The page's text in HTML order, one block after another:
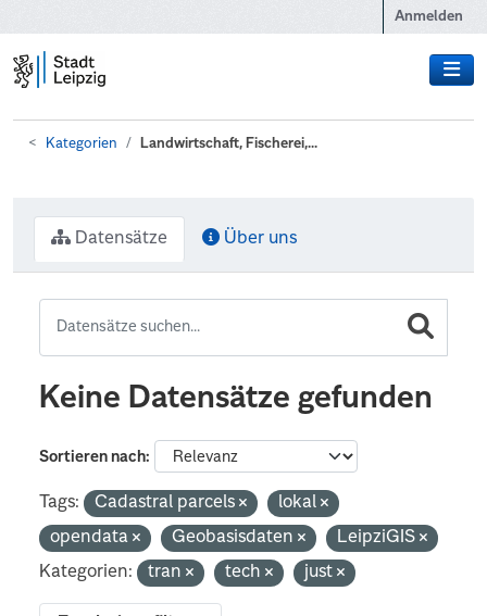
Anmelden
Kategorien Landwirtschaft, Fischerei,...
Datensätze Über uns
Keine Datensätze gefunden
Sortieren nach
Tags: Cadastral parcels
lokal
opendata
Geobasisdaten
LeipziGIS
Kategorien:
tran tech just